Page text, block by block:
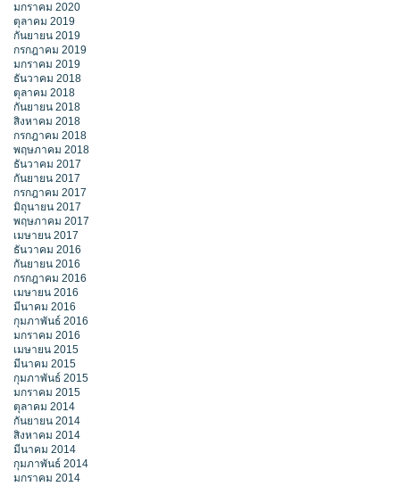
มกราคม 2020
ตุลาคม 2019
กันยายน 2019
กรกฎาคม 2019
มกราคม 2019
ธันวาคม 2018
ตุลาคม 2018
กันยายน 2018
สิงหาคม 2018
กรกฎาคม 2018
พฤษภาคม 2018
ธันวาคม 2017
กันยายน 2017
กรกฎาคม 2017
มิถุนายน 2017
พฤษภาคม 2017
เมษายน 2017
ธันวาคม 2016
กันยายน 2016
กรกฎาคม 2016
เมษายน 2016
มีนาคม 2016
กุมภาพันธ์ 2016
มกราคม 2016
เมษายน 2015
มีนาคม 2015
กุมภาพันธ์ 2015
มกราคม 2015
ตุลาคม 2014
กันยายน 2014
สิงหาคม 2014
มีนาคม 2014
กุมภาพันธ์ 2014
มกราคม 2014